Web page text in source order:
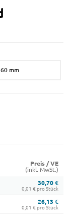
60 mm
Preis / VE
(inkl. MwSt.)
30,70 €
0,01 € pro Stück
26,13 €
0,01 € pro Stück